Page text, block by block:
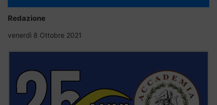
Redazione
venerdì 8 Ottobre 2021